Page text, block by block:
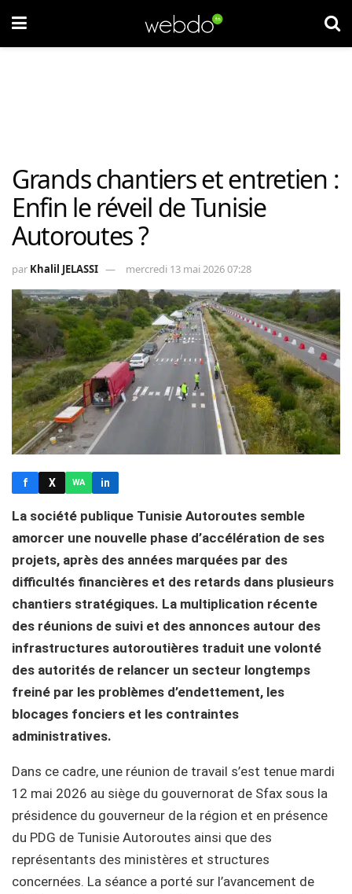
Grands chantiers et entretien :
Enfin le réveil de Tunisie
Autoroutes ?
par Khalil JELASSI mercredi 13 mai 2026 07:28
f X WA in
La société publique Tunisie Autoroutes semble
amorcer une nouvelle phase d’accélération de ses
projets, après des années marquées par des
difficultés financières et des retards dans plusieurs
chantiers stratégiques. La multiplication récente
des réunions de suivi et des annonces autour des
infrastructures autoroutières traduit une volonté
des autorités de relancer un secteur longtemps
freiné par les problèmes d’endettement, les
blocages fonciers et les contraintes
administratives.
Dans ce cadre, une réunion de travail s’est tenue mardi
12 mai 2026 au siège du gouvernorat de Sfax sous la
présidence du gouverneur de la région et en présence
du PDG de Tunisie Autoroutes ainsi que des
représentants des ministères et structures
concernées. La séance a porté sur l’avancement de